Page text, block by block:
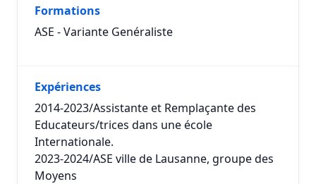
Formations
ASE - Variante Genéraliste
Expériences
2014-2023/Assistante et Remplaçante des
Educateurs/trices dans une école
Internationale.
2023-2024/ASE ville de Lausanne, groupe des
Moyens